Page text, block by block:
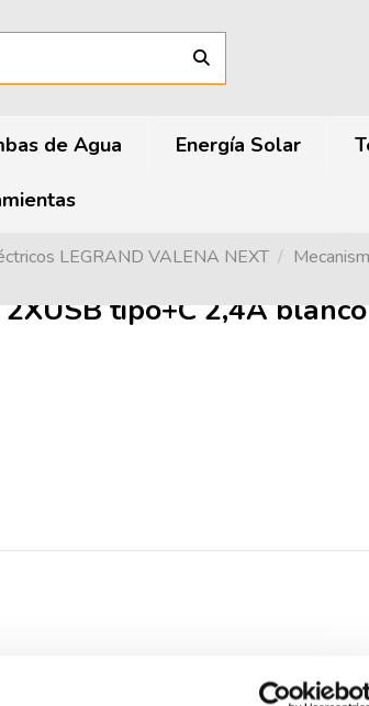
de Agua Energía Solar
LEGRAND VALENA NEXT
tipo+C 2,4A